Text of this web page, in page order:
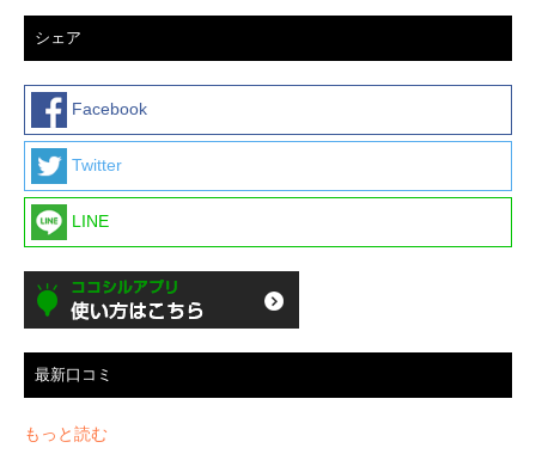
シェア
Facebook
Twitter
LINE
最新口コミ
もっと読む